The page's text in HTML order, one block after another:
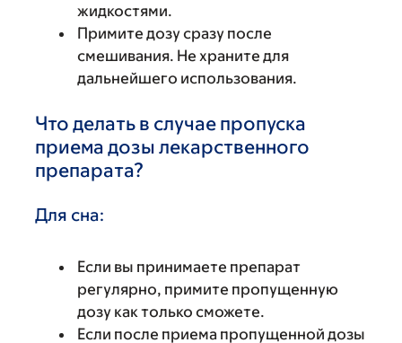
жидкостями.
Примите дозу сразу после
смешивания. Не храните для
дальнейшего использования.
Что делать в случае пропуска
приема дозы лекарственного
препарата?
Для сна:
Если вы принимаете препарат
регулярно, примите пропущенную
дозу как только сможете.
Если после приема пропущенной дозы